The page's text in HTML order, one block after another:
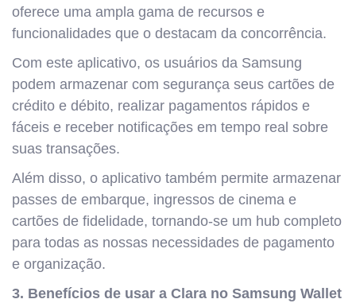
oferece uma ampla gama de recursos e
funcionalidades que o destacam da concorrência.
Com este aplicativo, os usuários da Samsung
podem armazenar com segurança seus cartões de
crédito e débito, realizar pagamentos rápidos e
fáceis e receber notificações em tempo real sobre
suas transações.
Além disso, o aplicativo também permite armazenar
passes de embarque, ingressos de cinema e
cartões de fidelidade, tornando-se um hub completo
para todas as nossas necessidades de pagamento
e organização.
3. Benefícios de usar a Clara no Samsung Wallet